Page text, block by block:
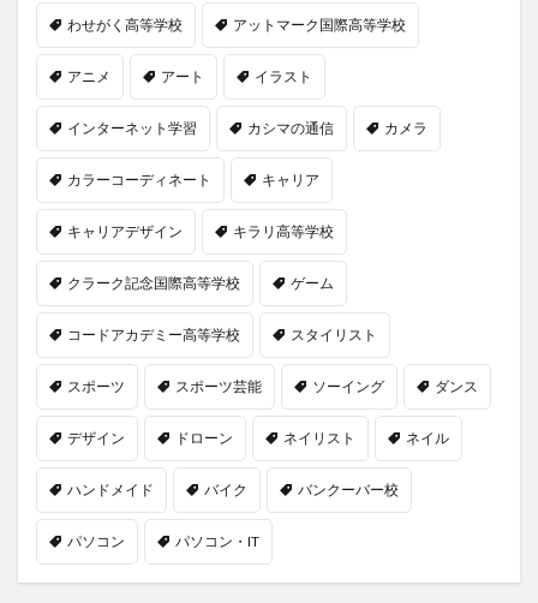
わせがく高等学校 アットマーク国際高等学校
アニメ アート イラスト
インターネット学習 カシマの通信 カメラ
カラーコーディネート キャリア
キャリアデザイン キラリ高等学校
クラーク記念国際高等学校 ゲーム
コードアカデミー高等学校 スタイリスト
スポーツ スポーツ芸能 ソーイング ダンス
デザイン ドローン ネイリスト ネイル
ハンドメイド バイク バンクーバー校
パソコン パソコン・IT